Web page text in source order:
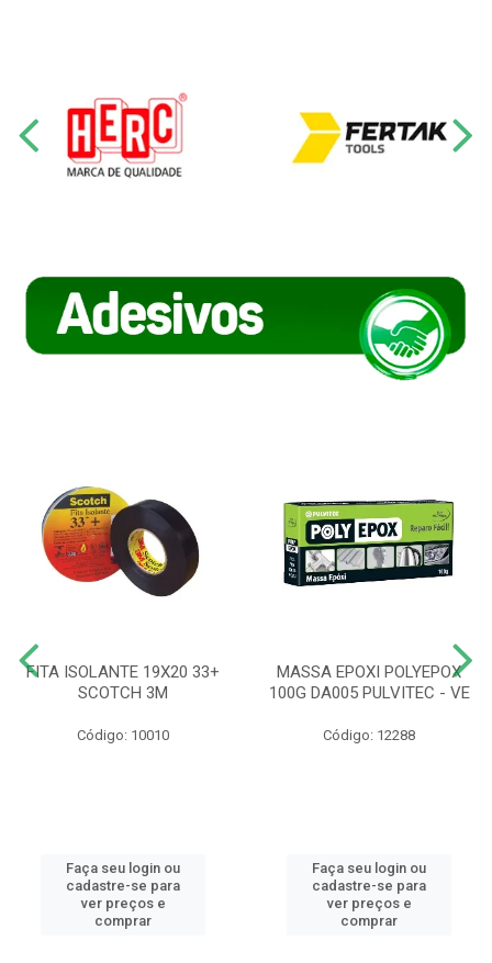
FITA ISOLANTE 19X20 33+
SCOTCH 3M
Código: 10010
Faça seu login ou
cadastre-se para
ver preços e
comprar
MASSA EPOXI POLYEPOX
100G DA005 PULVITEC - VE
Código: 12288
Faça seu login ou
cadastre-se para
ver preços e
comprar